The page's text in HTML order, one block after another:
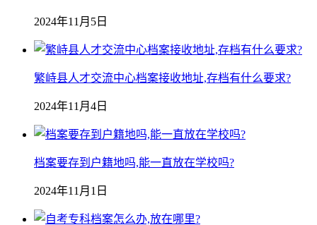
2024年11月5日
繁峙县人才交流中心档案接收地址,存档有什么要求?
2024年11月4日
档案要存到户籍地吗,能一直放在学校吗?
2024年11月1日